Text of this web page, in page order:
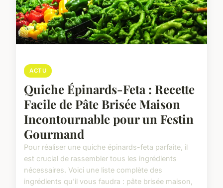
ACTU
Quiche Épinards-Feta : Recette
Facile de Pâte Brisée Maison
Incontournable pour un Festin
Gourmand
Pour réaliser une quiche épinards-feta parfaite, il
est crucial de rassembler tous les ingrédients
nécessaires. Voici une liste complète des
ingrédients qu'il vous faudra : pâte brisée maison,